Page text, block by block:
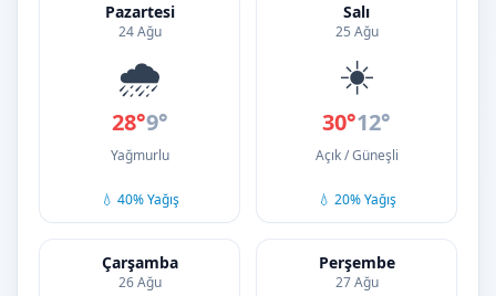
Pazartesi
24 Ağu
🌧️
28°9°
Yağmurlu
💧 40% Yağış
Salı
25 Ağu
☀️
30°12°
Açık / Güneşli
💧 20% Yağış
Çarşamba
26 Ağu
Perşembe
27 Ağu